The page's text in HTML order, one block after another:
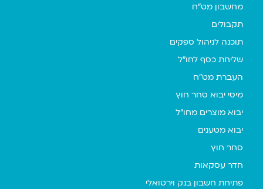
מחשבון מט"ח
תקבולים
תוכנה לניהול ספקים
שליחת כסף לחו"ל
העברת מט"ח
מיסי יבוא סחר חוץ
יבוא מוצרים מחו"ל
יבוא מטענים
סחר חוץ
חדר עסקאות
פתיחת חשבון בנק וירטואלי